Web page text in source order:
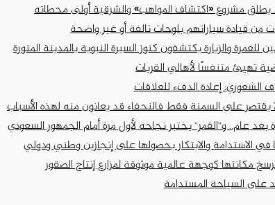
يطلق مشروع «اكتشاف المواهب» والشرقية أولى محطاته
من قيادة سياراتهم بلوحات تالفة أو غير واضحة
والزيارة يكتشفون كنوز السيرة النبوية بالمدينة المنورة
الشعوري: إعادة الدفء للعلاقات
يقتصر على السمنة فقط فالنحفاء قد يعانون منه لهذه الأسباب
عام.. و”القمر” يختبر نجاحه لأول مرة أمام الجمهور السعودي
في الاستدامة والابتكار بحصولها على إنجازين وطني ودولي
مكانتها كوجهة عالمية موثوقة لمزارع إنتاج الصقور
على السياحة المستدامة